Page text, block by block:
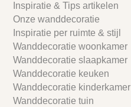
Inspiratie & Tips artikelen
Onze wanddecoratie
Inspiratie per ruimte & stijl
Wanddecoratie woonkamer
Wanddecoratie slaapkamer
Wanddecoratie keuken
Wanddecoratie kinderkamer
Wanddecoratie tuin